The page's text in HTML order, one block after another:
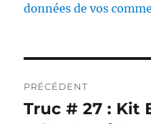
données de vos
de
PRÉCÉDENT
Publication
Truc # 27 : Kit